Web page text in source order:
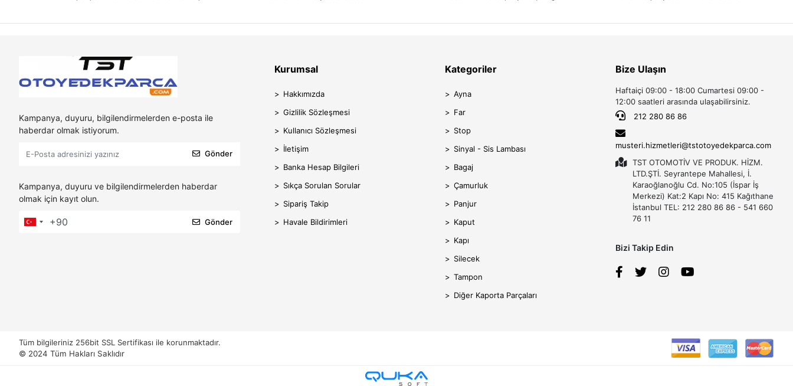
Kampanya, duyuru, bilgilendirmelerden e-posta ile
haberdar olmak istiyorum.
Gönder
Kampanya, duyuru ve bilgilendirmelerden haberdar
olmak için kayıt olun.
Gönder
Kurumsal
Hakkımızda
Gizlilik Sözleşmesi
Kullanıcı Sözleşmesi
İletişim
Banka Hesap Bilgileri
Sıkça Sorulan Sorular
Sipariş Takip
Havale Bildirimleri
Kategoriler
Ayna
Far
Stop
Sinyal - Sis Lambası
Bagaj
Çamurluk
Panjur
Kaput
Kapı
Silecek
Tampon
Diğer Kaporta Parçaları
Bize Ulaşın
Haftaiçi 09:00 - 18:00 Cumartesi 09:00 -
12:00 saatleri arasında ulaşabilirsiniz.
212 280 86 86
musteri.hizmetleri@tstotoyedekparca.com
TST OTOMOTİV VE PRODUK. HİZM.
LTD.ŞTİ. Seyrantepe Mahallesi, İ.
Karaoğlanoğlu Cd. No:105 (İspar İş
Merkezi) Kat:2 Kapı No: 415 Kağıthane
İstanbul TEL: 212 280 86 86 - 541 660
76 11
Bizi Takip Edin
Tüm bilgileriniz 256bit SSL Sertifikası ile korunmaktadır.
© 2024 Tüm Hakları Saklıdır